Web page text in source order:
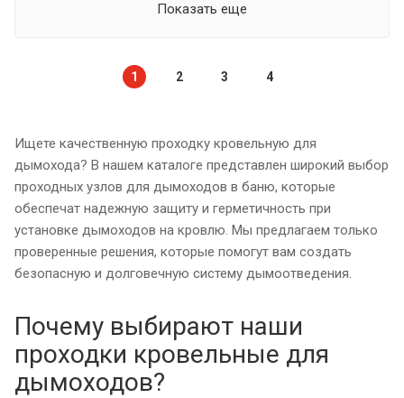
Показать еще
1 2 3 4
Ищете качественную проходку кровельную для
дымохода? В нашем каталоге представлен широкий выбор
проходных узлов для дымоходов в баню, которые
обеспечат надежную защиту и герметичность при
установке дымоходов на кровлю. Мы предлагаем только
проверенные решения, которые помогут вам создать
безопасную и долговечную систему дымоотведения.
Почему выбирают наши
проходки кровельные для
дымоходов?